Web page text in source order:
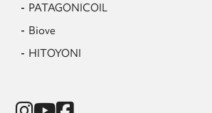
PATAGONICOIL
Biove
HITOYONI